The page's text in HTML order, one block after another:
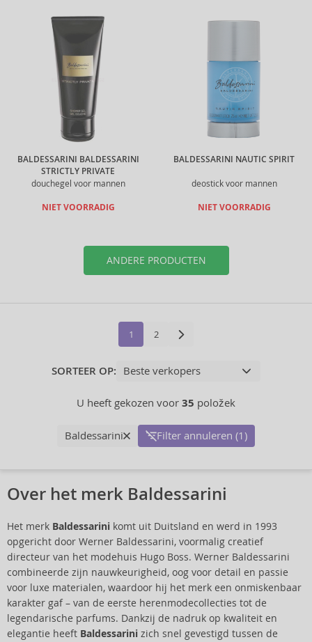
BALDESSARINI BALDESSARINI
STRICTLY PRIVATE
douchegel voor mannen
NIET VOORRADIG
BALDESSARINI NAUTIC SPIRIT
deostick voor mannen
NIET VOORRADIG
ANDERE PRODUCTEN
1 2
SORTEER OP:
U heeft gekozen voor 35 položek
Baldessarini Filter annuleren (1)
Over het merk Baldessarini
Het merk Baldessarini komt uit Duitsland en werd in 1993
opgericht door Werner Baldessarini, voormalig creatief
directeur van het modehuis Hugo Boss. Werner Baldessarini
combineerde zijn nauwkeurigheid, oog voor detail en passie
voor luxe materialen, waardoor hij het merk een onmiskenbaar
karakter gaf – van de eerste herenmodecollecties tot de
legendarische parfums. Dankzij de nadruk op kwaliteit en
elegantie heeft Baldessarini zich snel gevestigd tussen de